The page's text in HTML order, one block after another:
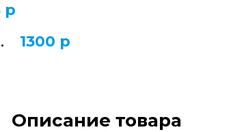
р
1300 р
Описание товара